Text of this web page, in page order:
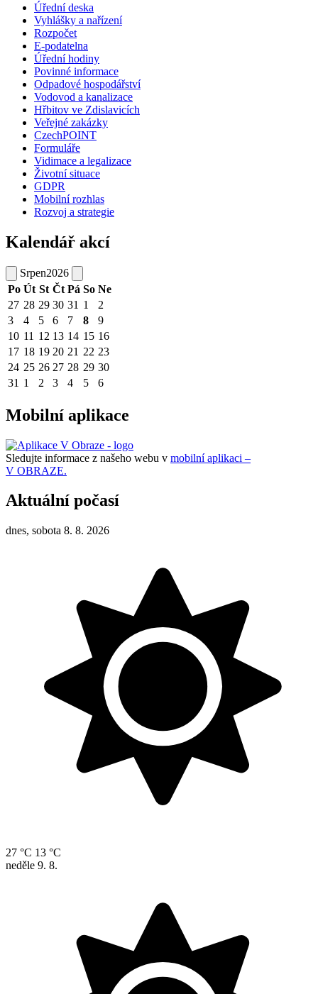
Úřední deska
Vyhlášky a nařízení
Rozpočet
E-podatelna
Úřední hodiny
Povinné informace
Odpadové hospodářství
Vodovod a kanalizace
Hřbitov ve Zdislavicích
Veřejné zakázky
CzechPOINT
Formuláře
Vidimace a legalizace
Životní situace
GDPR
Mobilní rozhlas
Rozvoj a strategie
Kalendář akcí
Srpen2026
Po Út St Čt Pá So Ne
27 28 29 30 31 1
2
3
4 5 6 7 8
9
10 11 12 13 14 15 16
17 18 19 20 21 22 23
24 25 26 27 28 29 30
31 1 2 3 4 5 6
Mobilní aplikace
Sledujte informace z našeho webu v mobilní aplikaci –
V OBRAZE.
Aktuální počasí
dnes, sobota 8. 8. 2026
27 °C 13 °C
neděle 9. 8.